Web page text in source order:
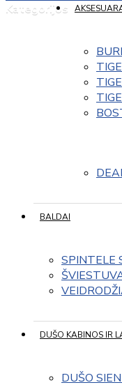
Kategorijos
BALDAI
SPINTELE
DUŠO KABINOS IR
DUŠO